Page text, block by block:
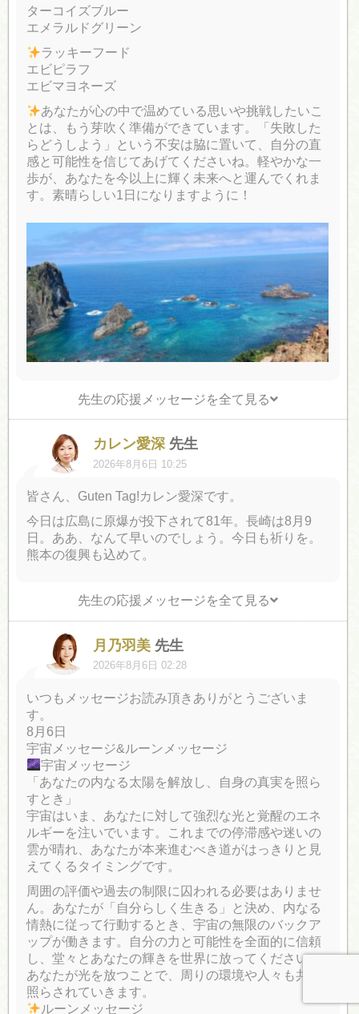
ターコイズブルー
エメラルドグリーン
ラッキーフード
エビピラフ
エビマヨネーズ
あなたが心の中で温めている思いや挑戦したいこ
とは、もう芽吹く準備ができています。「失敗した
らどうしよう」という不安は脇に置いて、自分の直
感と可能性を信じてあげてくださいね。軽やかな一
歩が、あなたを今以上に輝く未来へと運んでくれま
す。素晴らしい1日になりますように！
先生の応援メッセージを全て見る
カレン愛深 先生
2026年8月6日 10:25
皆さん、Guten Tag!カレン愛深です。
今日は広島に原爆が投下されて81年。長崎は8月9
日。ああ、なんて早いのでしょう。今日も祈りを。
熊本の復興も込めて。
先生の応援メッセージを全て見る
月乃羽美 先生
2026年8月6日 02:28
いつもメッセージお読み頂きありがとうございま
す。
8月6日
宇宙メッセージ&ルーンメッセージ
宇宙メッセージ
「あなたの内なる太陽を解放し、自身の真実を照ら
すとき」
宇宙はいま、あなたに対して強烈な光と覚醒のエネ
ルギーを注いでいます。これまでの停滞感や迷いの
雲が晴れ、あなたが本来進むべき道がはっきりと見
えてくるタイミングです。
周囲の評価や過去の制限に囚われる必要はありませ
ん。あなたが「自分らしく生きる」と決め、内なる
情熱に従って行動するとき、宇宙の無限のバックア
ップが働きます。自分の力と可能性を全面的に信頼
し、堂々とあなたの輝きを世界に放ってください。
あなたが光を放つことで、周りの環境や人々も共に
照らされていきます。
ルーンメッセージ